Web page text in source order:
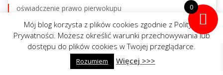
oświadczenie prawo pierwokupu
oświadczenie zarządu
oświadczenie zarządu o pokryciu kapitału zakładowego
oświadczenie zarządu o wniesieniu wkładów
otwarcie likwidacji spółki
napisz do mnie
Mój blog korzysta z plików cookies zgodnie z Polityką
Prywatności. Możesz określić warunki przechowywania lub
dostępu do plików cookies w Twojej przeglądarce.
Rozumiem Więcej >>>
0